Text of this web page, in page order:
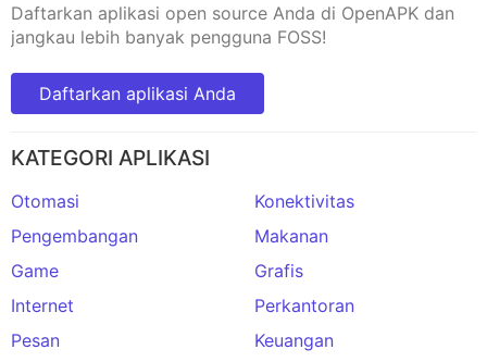
Daftarkan aplikasi open source Anda di OpenAPK dan
jangkau lebih banyak pengguna FOSS!
Daftarkan aplikasi Anda
KATEGORI APLIKASI
Otomasi
Konektivitas
Pengembangan
Makanan
Game
Grafis
Internet
Perkantoran
Pesan
Keuangan